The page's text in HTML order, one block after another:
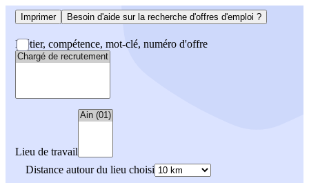
Imprimer Besoin d'aide sur la recherche d'offres d'emploi ?
Métier, compétence, mot-clé, numéro d'offre
Lieu de travail
Distance autour du lieu choisi